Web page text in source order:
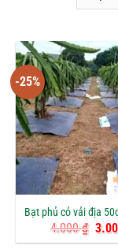
-25%
Bạt phủ cỏ vải địa
4.000₫ Giá
gốc